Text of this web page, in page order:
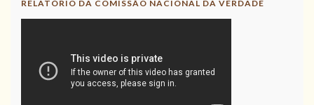
RELATÓRIO DA COMISSÃO NACIONAL DA VERDADE